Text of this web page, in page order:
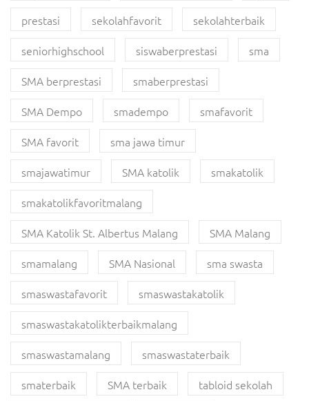
prestasi
sekolahfavorit
sekolahterbaik
seniorhighschool
siswaberprestasi
sma
SMA berprestasi
smaberprestasi
SMA Dempo
smadempo
smafavorit
SMA favorit
sma jawa timur
smajawatimur
SMA katolik
smakatolik
smakatolikfavoritmalang
SMA Katolik St. Albertus Malang
SMA Malang
smamalang
SMA Nasional
sma swasta
smaswastafavorit
smaswastakatolik
smaswastakatolikterbaikmalang
smaswastamalang
smaswastaterbaik
smaterbaik
SMA terbaik
tabloid sekolah